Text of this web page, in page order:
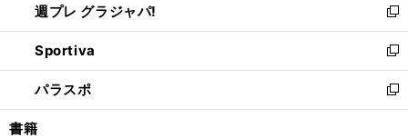
く
で
開
く
ィ
ン
ド
ウ
で
開
い
ウ
ィ
ン
ド
ウ
週プレ グラジャパ!
新
し
い
ウ
ィ
ン
Sportiva
新
し
い
ウ
パラスポ
新
し
書籍